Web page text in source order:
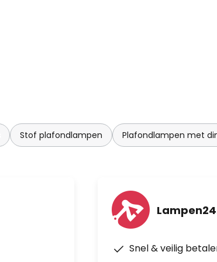
Stof plafondlampen Plafondlampen met
Snel & veilig